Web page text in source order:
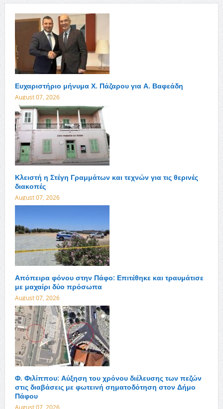
Ευχαριστήριο μήνυμα Χ. Πάζαρου για Α. Βαφεάδη
August 07, 2026
Κλειστή η Στέγη Γραμμάτων και τεχνών για τις θερινές
διακοπές
August 07, 2026
Απόπειρα φόνου στην Πάφο: Επιτέθηκε και τραυμάτισε
με μαχαίρι δύο πρόσωπα
August 07, 2026
Φ. Φιλίππου: Αύξηση του χρόνου διέλευσης των πεζών
στις διαβάσεις με φωτεινή σηματοδότηση στον Δήμο
Πάφου
August 07, 2026